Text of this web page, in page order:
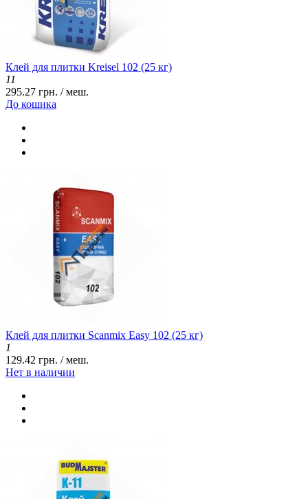
Клей для плитки Kreisel 102 (25 кг)
11
295.27 грн. / меш.
До кошика
Клей для плитки Scanmix Easy 102 (25 кг)
1
129.42 грн. / меш.
Нет в наличии